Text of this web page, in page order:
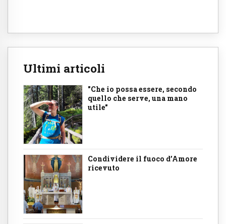
Ultimi articoli
"Che io possa essere, secondo
quello che serve, una mano
utile"
Condividere il fuoco d’Amore
ricevuto